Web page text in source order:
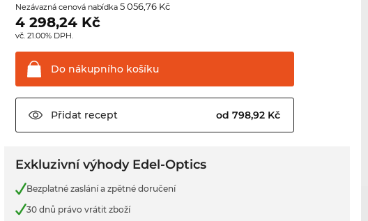
Nezávazná cenová nabídka5 056,76 Kč
4 298,24 Kč
vč. 21.00% DPH.
Do nákupního košíku
Přidat recept od 798,92 Kč
Exkluzivní výhody Edel-Optics
Bezplatné zaslání a zpětné doručení
30 dnů právo vrátit zboží